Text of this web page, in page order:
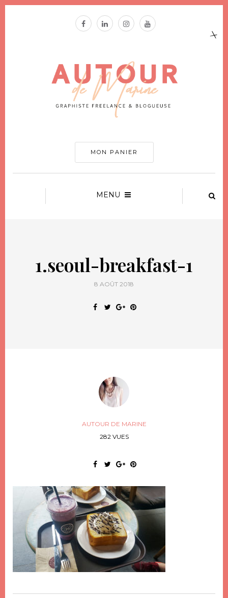
MON PANIER
MENU
1.seoul-breakfast-1
8 AOÛT 2018
AUTOUR DE MARINE
282 VUES